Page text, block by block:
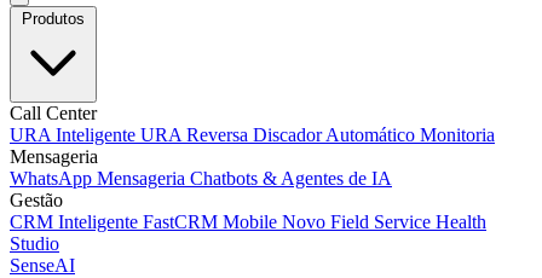
Produtos
Call Center
URA Inteligente URA Reversa Discador Automático Monitoria
Mensageria
WhatsApp Mensageria Chatbots & Agentes de IA
Gestão
CRM Inteligente FastCRM Mobile Novo Field Service Health
Studio
SenseAI